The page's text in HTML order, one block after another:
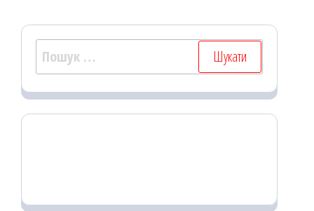
Пошук: